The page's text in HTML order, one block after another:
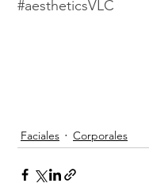
#aestheticsVLC
Faciales Corporales